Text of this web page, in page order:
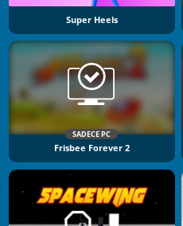
Super Heels
SADECE PC
Frisbee Forever 2